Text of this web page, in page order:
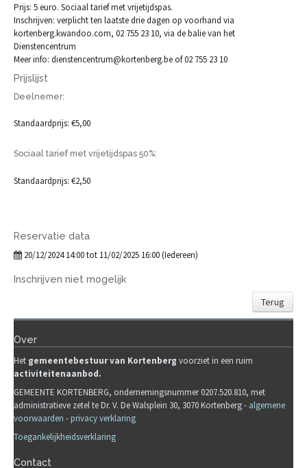
Prijs: 5 euro. Sociaal tarief met vrijetijdspas.
Inschrijven: verplicht ten laatste drie dagen op voorhand via
kortenberg.kwandoo.com, 02 755 23 10, via de balie van het
Dienstencentrum
Meer info: dienstencentrum@kortenberg.be of 02 755 23 10
Prijslijst
Deelnemer:
Standaardprijs: €5,00
Sociaal tarief met vrijetijdspas 50%:
Standaardprijs: €2,50
Reservatie data
20/12/2024 14:00 tot 11/02/2025 16:00 (Iedereen)
Inschrijven niet mogelijk
Terug
Over
Het gemeentebestuur van Kortenberg voorziet in een ruim
activiteitenaanbod.
GEMEENTE KORTENBERG, ondernemingsnummer 0207.520.810, met
administratieve zetel te Dr. V. De Walsplein 30, 3070 Kortenberg - algemene
voorwaarden -privacy verklaring
Toegankelijkheidsverklaring
Contact